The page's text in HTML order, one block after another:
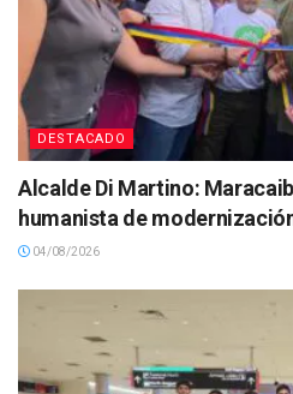
DESTACADO
Alcalde Di Martino:
humanista de
04/08/2026